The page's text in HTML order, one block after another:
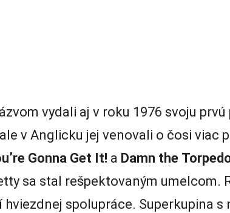
vydali aj v roku 1976 svoju prvú
v Anglicku jej venovali o čosi viac
Gonna Get It! a Damn the
sa stal rešpektovaným umelcom.
hviezdnej spolupráce. Superkupina s